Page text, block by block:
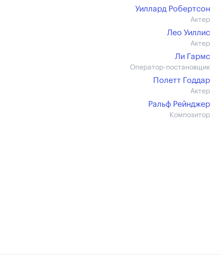
Уиллард Робертсон
Актер
Лео Уиллис
Актер
Ли Гармс
Оператор-постановщик
Полетт Годдар
Актер
Ральф Рейнджер
Композитор